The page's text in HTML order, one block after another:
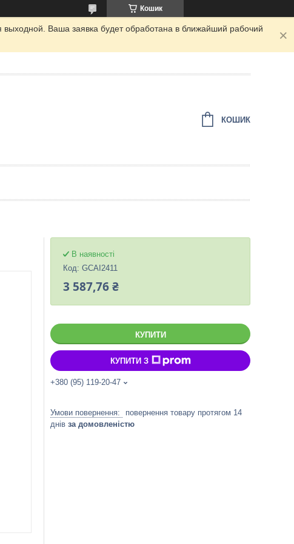
Кошик
Ваша заявка будет обработана в ближайший рабочий
КОШИК
В наявності
Код: GCAI2411
3 587,76 ₴
КУПИТИ
КУПИТИ З
+380 (95) 119-20-47
повернення товару протягом 14
днів за домовленістю